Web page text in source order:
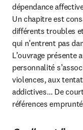
dépendance
Un chapitre est
différents troubles
qui n’entrent pas
L’ouvrage présente
personnalité
violences, aux
addictives… De
références